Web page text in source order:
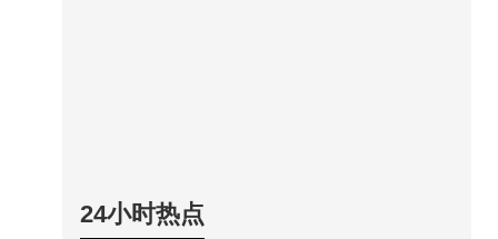
24小时热点